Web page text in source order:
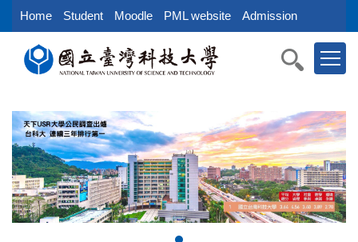
到
區
塊
Home Student Moodle PML website Admission